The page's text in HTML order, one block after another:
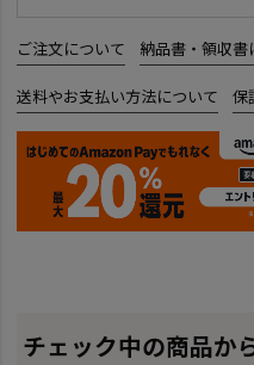
ご注文について 納品書・領収書
送料やお支払い方法について 保
チェック中の商品か